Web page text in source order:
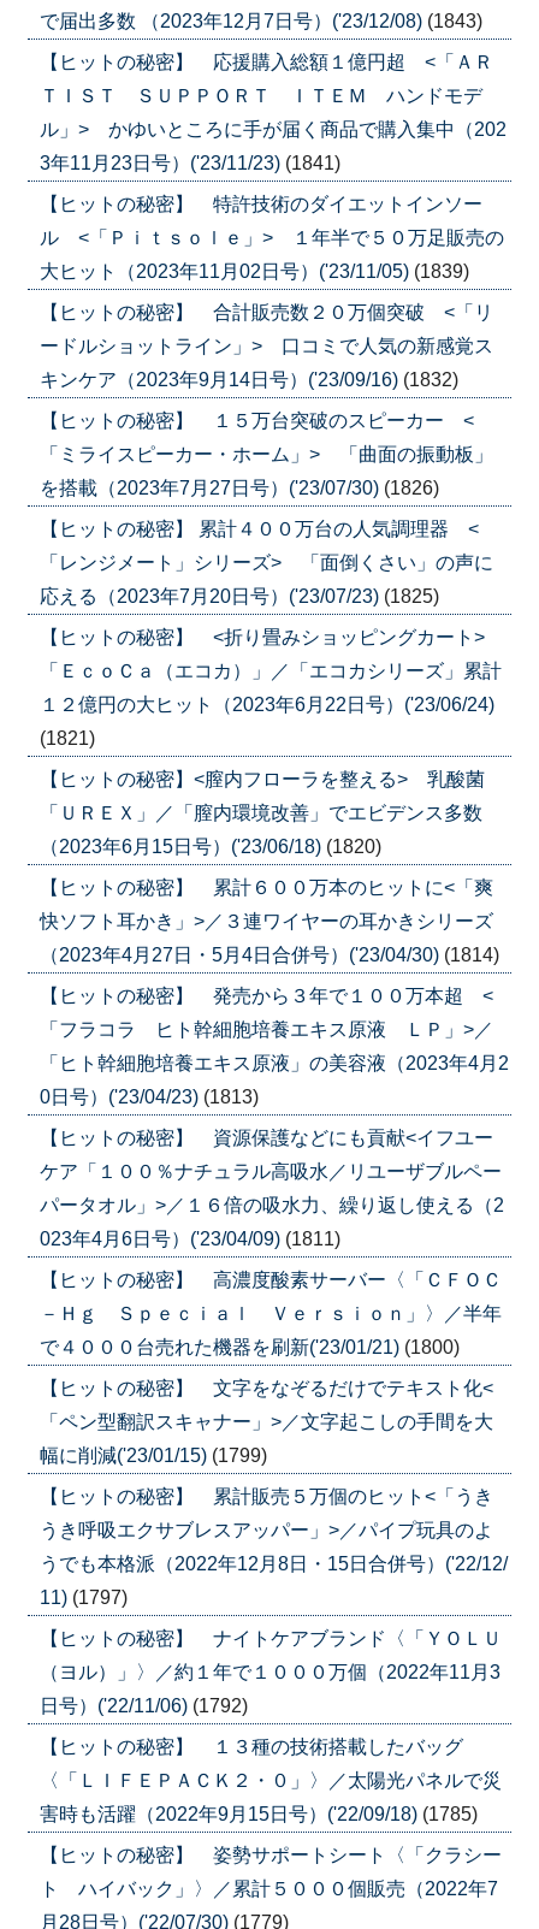
で届出多数 （2023年12月7日号）('23/12/08) (1843)
【ヒットの秘密】 応援購入総額１億円超 <「ＡＲ
ＴＩＳＴ ＳＵＰＰＯＲＴ ＩＴＥＭ ハンドモデ
ル」> かゆいところに手が届く商品で購入集中（202
3年11月23日号）('23/11/23) (1841)
【ヒットの秘密】 特許技術のダイエットインソー
ル <「Ｐｉｔｓｏｌｅ」> １年半で５０万足販売の
大ヒット（2023年11月02日号）('23/11/05) (1839)
【ヒットの秘密】 合計販売数２０万個突破 <「リ
ードルショットライン」> 口コミで人気の新感覚ス
キンケア（2023年9月14日号）('23/09/16) (1832)
【ヒットの秘密】 １５万台突破のスピーカー <
「ミライスピーカー・ホーム」> 「曲面の振動板」
を搭載（2023年7月27日号）('23/07/30) (1826)
【ヒットの秘密】 累計４００万台の人気調理器 <
「レンジメート」シリーズ> 「面倒くさい」の声に
応える（2023年7月20日号）('23/07/23) (1825)
【ヒットの秘密】 <折り畳みショッピングカート>
「ＥｃｏＣａ（エコカ）」／「エコカシリーズ」累計
１２億円の大ヒット（2023年6月22日号）('23/06/24)
(1821)
【ヒットの秘密】<膣内フローラを整える> 乳酸菌
「ＵＲＥＸ」／「膣内環境改善」でエビデンス多数
（2023年6月15日号）('23/06/18) (1820)
【ヒットの秘密】 累計６００万本のヒットに<「爽
快ソフト耳かき」>／３連ワイヤーの耳かきシリーズ
（2023年4月27日・5月4日合併号）('23/04/30) (1814)
【ヒットの秘密】 発売から３年で１００万本超 <
「フラコラ ヒト幹細胞培養エキス原液 ＬＰ」>／
「ヒト幹細胞培養エキス原液」の美容液（2023年4月2
0日号）('23/04/23) (1813)
【ヒットの秘密】 資源保護などにも貢献<イフユー
ケア「１００％ナチュラル高吸水／リユーザブルペー
パータオル」>／１６倍の吸水力、繰り返し使える（2
023年4月6日号）('23/04/09) (1811)
【ヒットの秘密】 高濃度酸素サーバー〈「ＣＦＯＣ
－Ｈｇ Ｓｐｅｃｉａｌ Ｖｅｒｓｉｏｎ」〉／半年
で４０００台売れた機器を刷新('23/01/21) (1800)
【ヒットの秘密】 文字をなぞるだけでテキスト化<
「ペン型翻訳スキャナー」>／文字起こしの手間を大
幅に削減('23/01/15) (1799)
【ヒットの秘密】 累計販売５万個のヒット<「うき
うき呼吸エクサブレスアッパー」>／パイプ玩具のよ
うでも本格派（2022年12月8日・15日合併号）('22/12/
11) (1797)
【ヒットの秘密】 ナイトケアブランド〈「ＹＯＬＵ
（ヨル）」〉／約１年で１０００万個（2022年11月3
日号）('22/11/06) (1792)
【ヒットの秘密】 １３種の技術搭載したバッグ
〈「ＬＩＦＥＰＡＣＫ２・０」〉／太陽光パネルで災
害時も活躍（2022年9月15日号）('22/09/18) (1785)
【ヒットの秘密】 姿勢サポートシート〈「クラシー
ト ハイバック」〉／累計５０００個販売（2022年7
月28日号）('22/07/30) (1779)